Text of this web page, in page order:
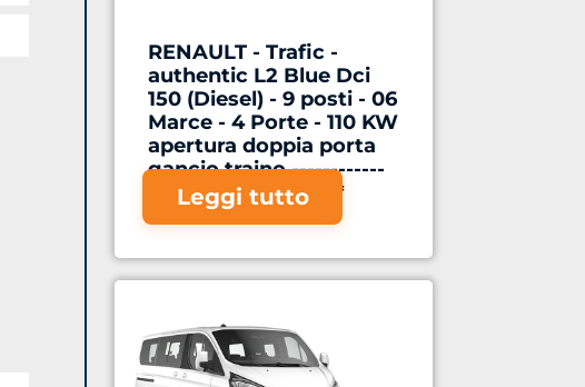
RENAULT - Trafic -
authentic L2 Blue Dci
150 (Diesel) - 9 posti - 06
Marce - 4 Porte - 110 KW
apertura doppia porta
gancio traino ------------
*1 TOTALE FLOTTA*
Leggi tutto